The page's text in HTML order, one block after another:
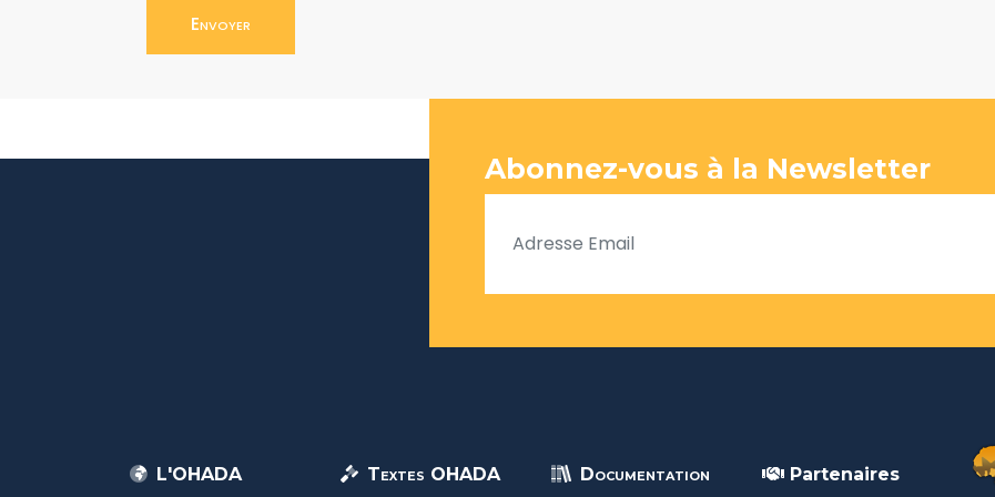
Envoyer
Abonnez-vous à la Newsletter
L'OHADA Textes OHADA Documentation Partenaires